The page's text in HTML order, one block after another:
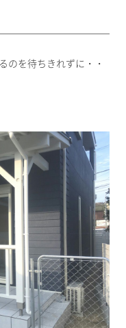
のを待ちきれずに・・